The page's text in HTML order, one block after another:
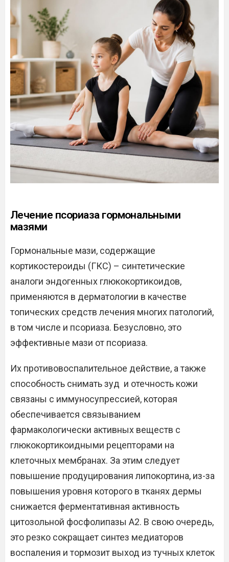
Лечение псориаза гормональными
мазями
Гормональные мази, содержащие
кортикостероиды (ГКС) – синтетические
аналоги эндогенных глюкокортикоидов,
применяются в дерматологии в качестве
топических средств лечения многих патологий,
в том числе и псориаза. Безусловно, это
эффективные мази от псориаза.
Их противовоспалительное действие, а также
способность снимать зуд и отечность кожи
связаны с иммуносупрессией, которая
обеспечивается связыванием
фармакологически активных веществ с
глюкокортикоидными рецепторами на
клеточных мембранах. За этим следует
повышение продуцирования липокортина, из-за
повышения уровня которого в тканях дермы
снижается ферментативная активность
цитозольной фосфолипазы A2. В свою очередь,
это резко сокращает синтез медиаторов
воспаления и тормозит выход из тучных клеток